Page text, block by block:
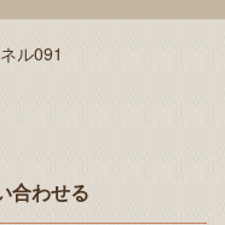
ル091
合わせる